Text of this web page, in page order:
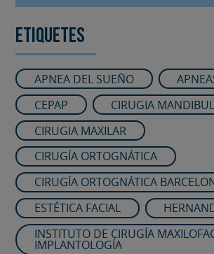
Etiquetes
APNEA DEL SUEÑO
CEPAP
CIRUGIA
CIRUGIA MAXILAR
CIRUGÍA ORTOGNÁTICA
CIRUGÍA ORTOGNÁTICA
ESTÉTICA FACIAL
INSTITUTO DE CIRUGÍA
IMPLANTOLOGÍA